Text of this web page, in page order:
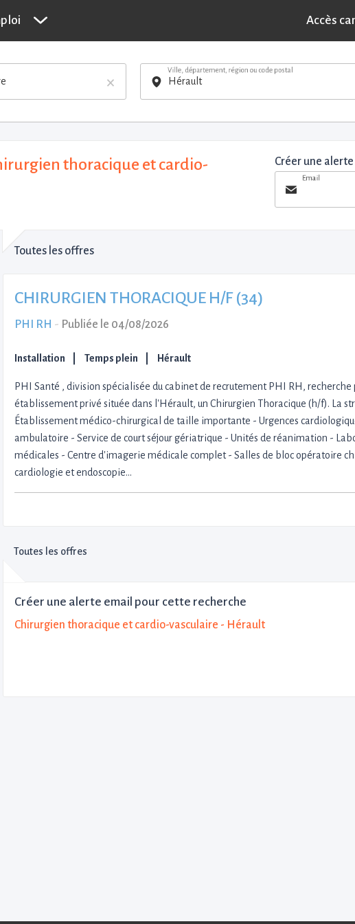
Accès
×
Ville, département, région ou code postal
thoracique et cardio-
Créer une
Email
Toutes les offres
CHIRURGIEN THORACIQUE H/F (34)
PHI RH - Publiée le 04/08/2026
Installation Temps plein Hérault
PHI Santé , division spécialisée du cabinet de recrutement PHI RH, recherche
établissement privé située dans l'Hérault, un Chirurgien Thoracique (h/f). La
Établissement médico-chirurgical de taille importante - Urgences
ambulatoire - Service de court séjour gériatrique - Unités de réanimation -
médicales - Centre d'imagerie médicale complet - Salles de bloc opératoire
cardiologie et endoscopie…
Toutes les offres
Créer une alerte email pour cette recherche
Chirurgien thoracique et cardio-vasculaire - Hérault